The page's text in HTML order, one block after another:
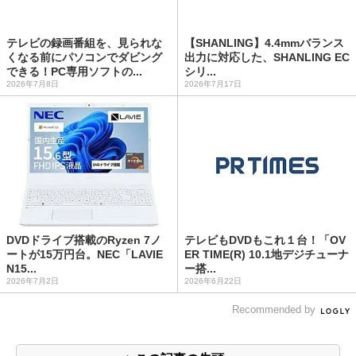
テレビの録画番組を、見られな
くなる前にパソコンでダビング
できる！PC専用ソフトの...
2026年7月8日
【SHANLING】4.4mmバランス
出力に対応した、SHANLING EC
シリ...
2026年7月17日
DVDドライブ搭載のRyzen 7ノ
ートが15万円台。NEC「LAVIE
N15...
2026年7月2日
テレビもDVDもこれ１台！「OV
ER TIME(R) 10.1地デジチューナ
ー搭...
2026年6月22日
Recommended by